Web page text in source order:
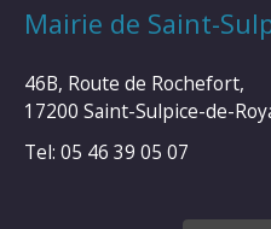
Mairie de Saint-
46B, Route de Rochefort,
17200 Saint-Sulpice-de-
Tel: 05 46 39 05 07